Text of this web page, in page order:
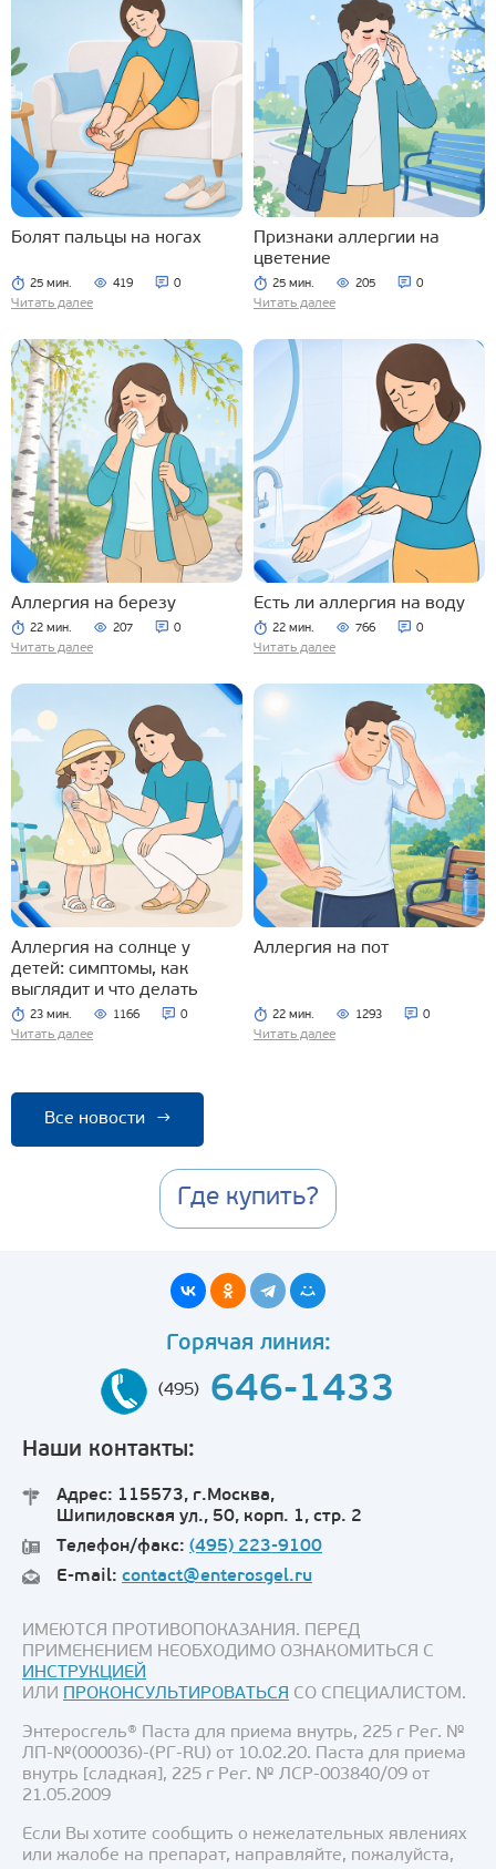
Болят пальцы на ногах
25 мин. 419 0
Читать далее
Признаки аллергии на
цветение
25 мин. 205 0
Читать далее
Аллергия на березу
22 мин. 207 0
Читать далее
Есть ли аллергия на воду
22 мин. 766 0
Читать далее
Аллергия на солнце у
детей: симптомы, как
выглядит и что делать
23 мин. 1166 0
Читать далее
Аллергия на пот
22 мин. 1293 0
Читать далее
Все новости →
Где купить?
Горячая линия:
(495) 646-1433
Наши контакты:
Адрес: 115573, г.Москва,
Шипиловская ул., 50, корп. 1, стр. 2
Телефон/факс: (495) 223-9100
E-mail: contact@enterosgel.ru
ИМЕЮТСЯ ПРОТИВОПОКАЗАНИЯ. ПЕРЕД
ПРИМЕНЕНИЕМ НЕОБХОДИМО ОЗНАКОМИТЬСЯ С
ИНСТРУКЦИЕЙ
ИЛИ ПРОКОНСУЛЬТИРОВАТЬСЯ СО СПЕЦИАЛИСТОМ.
Энтеросгель® Паста для приема внутрь, 225 г Рег. №
ЛП-№(000036)-(РГ-RU) от 10.02.20. Паста для приема
внутрь [сладкая], 225 г Рег. № ЛСР-003840/09 от
21.05.2009
Если Вы хотите сообщить о нежелательных явлениях
или жалобе на препарат, направляйте, пожалуйста,